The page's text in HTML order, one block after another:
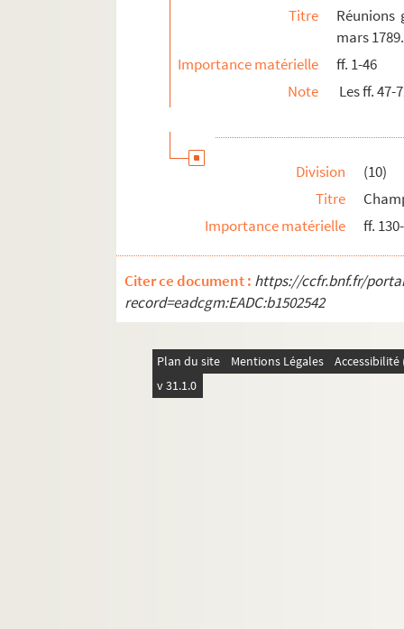
(53). Vienville
442. Bruyères. Notes prises aux Archives
443. André Thirion : Eloge de l’indocilité
460. FAMILLE FEBVREL. Saint-Dié. I.
461. FAMILLE FEBVREL. Saint-Dié. II.
463. Michel Bisson : Images et architecture.
464. Œuvres théâtrales de Michel Bisson
465. Œuvres théâtrales du Théâtre de
466. Jean Louis : Notes sur divers
Titre
Réunions
mars 1789.
Importance matérielle
ff. 1-46
Note
Les ff.
Division
(10)
Titre
Importance matérielle
ff.
Citer ce document : https://ccfr.bnf.fr/
record=eadcgm:EADC:b1502542
Plan du site Mentions Légales
v 31.1.0